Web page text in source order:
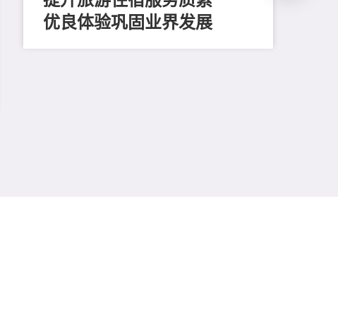
优良体验巩固业界发展